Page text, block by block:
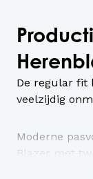
De regular fit
veelzijdig
Moderne
Blazer met